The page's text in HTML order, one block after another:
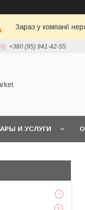
Зараз у компанії
+380 (95) 941-42-55
И УСЛУГИ